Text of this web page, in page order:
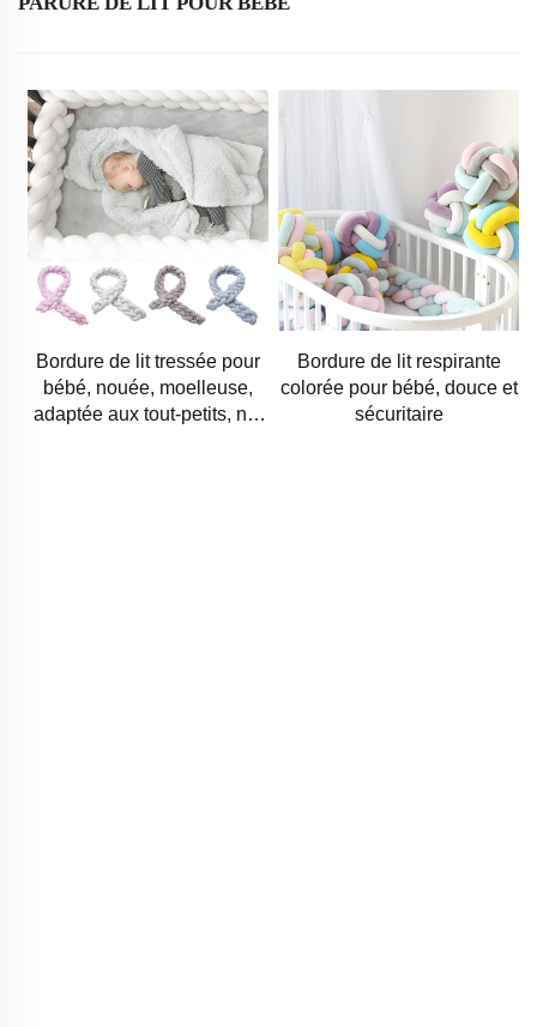
Bordure de lit tressée pour
bébé, nouée, moelleuse,
adaptée aux tout-petits, nid
Bordure de lit respirante
colorée pour bébé, douce et
sécuritaire